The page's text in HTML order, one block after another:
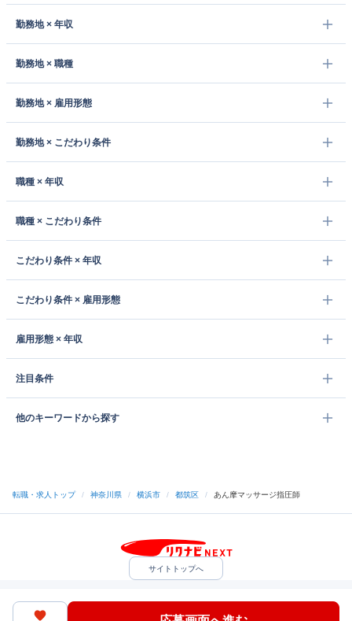
勤務地 × 年収
勤務地 × 職種
勤務地 × 雇用形態
勤務地 × こだわり条件
職種 × 年収
職種 × こだわり条件
こだわり条件 × 年収
こだわり条件 × 雇用形態
雇用形態 × 年収
注目条件
他のキーワードから探す
転職・求人トップ / 神奈川県 / 横浜市 / 都筑区 / あん摩マッサージ指圧師
サイトトップへ
中途採用をご検討の企業様
ヘルプ・お問い合わせ